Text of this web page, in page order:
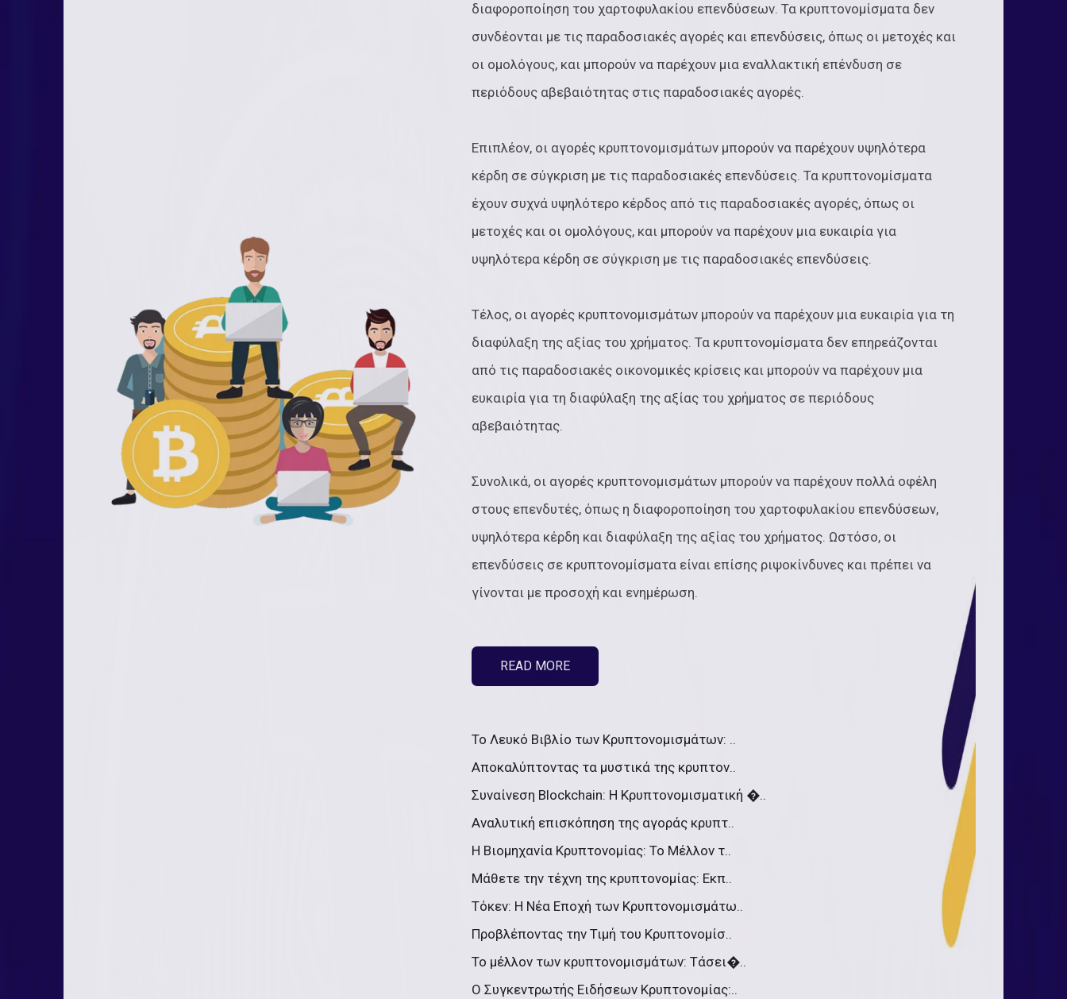
διαφοροποίηση του χαρτοφυλακίου επενδύσεων. Τα κρυπτονομίσματα δεν
συνδέονται με τις παραδοσιακές αγορές και επενδύσεις, όπως οι μετοχές και
οι ομολόγους, και μπορούν να παρέχουν μια εναλλακτική επένδυση σε
περιόδους αβεβαιότητας στις παραδοσιακές αγορές.
Επιπλέον, οι αγορές κρυπτονομισμάτων μπορούν να παρέχουν υψηλότερα
κέρδη σε σύγκριση με τις παραδοσιακές επενδύσεις. Τα κρυπτονομίσματα
έχουν συχνά υψηλότερο κέρδος από τις παραδοσιακές αγορές, όπως οι
μετοχές και οι ομολόγους, και μπορούν να παρέχουν μια ευκαιρία για
υψηλότερα κέρδη σε σύγκριση με τις παραδοσιακές επενδύσεις.
Τέλος, οι αγορές κρυπτονομισμάτων μπορούν να παρέχουν μια ευκαιρία για τη
διαφύλαξη της αξίας του χρήματος. Τα κρυπτονομίσματα δεν επηρεάζονται
από τις παραδοσιακές οικονομικές κρίσεις και μπορούν να παρέχουν μια
ευκαιρία για τη διαφύλαξη της αξίας του χρήματος σε περιόδους
αβεβαιότητας.
Συνολικά, οι αγορές κρυπτονομισμάτων μπορούν να παρέχουν πολλά οφέλη
στους επενδυτές, όπως η διαφοροποίηση του χαρτοφυλακίου επενδύσεων,
υψηλότερα κέρδη και διαφύλαξη της αξίας του χρήματος. Ωστόσο, οι
επενδύσεις σε κρυπτονομίσματα είναι επίσης ριψοκίνδυνες και πρέπει να
γίνονται με προσοχή και ενημέρωση.
READ MORE
Το Λευκό Βιβλίο των Κρυπτονομισμάτων: ..
Αποκαλύπτοντας τα μυστικά της κρυπτον..
Συναίνεση Blockchain: Η Κρυπτονομισματική �..
Αναλυτική επισκόπηση της αγοράς κρυπτ..
Η Βιομηχανία Κρυπτονομίας: Το Μέλλον τ..
Μάθετε την τέχνη της κρυπτονομίας: Εκπ..
Τόκεν: Η Νέα Εποχή των Κρυπτονομισμάτω..
Προβλέποντας την Τιμή του Κρυπτονομίσ..
Το μέλλον των κρυπτονομισμάτων: Τάσει�..
Ο Συγκεντρωτής Ειδήσεων Κρυπτονομίας:..